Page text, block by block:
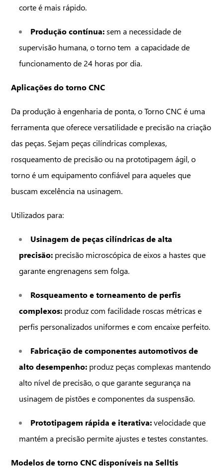
corte é mais rápido.
Produção contínua:sem a necessidade de
supervisão humana, o torno tem a capacidade de
funcionamento de 24 horas por dia.
Aplicações do torno CNC
Da produção à engenharia de ponta, o Torno CNC é uma
ferramenta que oferece versatilidade e precisão na criação
das peças. Sejam peças cilíndricas complexas,
rosqueamento de precisão ou na prototipagem ágil, o
torno é um equipamento confiável para aqueles que
buscam excelência na usinagem.
Utilizados para:
Usinagem de peças cilíndricas de alta
precisão: precisão microscópica de eixos a hastes que
garante engrenagens sem folga.
Rosqueamento e torneamento de perfis
complexos: produz com facilidade roscas métricas e
perfis personalizados uniformes e com encaixe perfeito.
Fabricação de componentes automotivos de
alto desempenho: produz peças complexas mantendo
alto nível de precisão, o que garante segurança na
usinagem de pistões e componentes da suspensão.
Prototipagem rápida e iterativa:velocidade que
mantém a precisão permite ajustes e testes constantes.
Modelos de torno CNC disponíveis na Selltis